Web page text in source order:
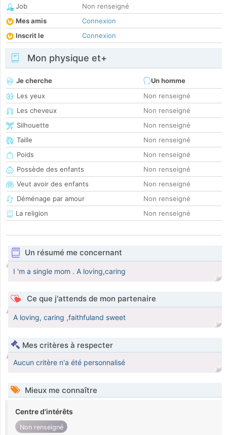
Job
Non renseigné
Mes amis
Connexion
Inscrit le
Connexion
Mon physique et+
Je cherche
Un homme
Les yeux
Non renseigné
Les cheveux
Non renseigné
Silhouette
Non renseigné
Taille
Non renseigné
Poids
Non renseigné
Possède des enfants
Non renseigné
Veut avoir des enfants
Non renseigné
Déménage par amour
Non renseigné
La religion
Non renseigné
Un résumé me concernant
I 'm a single mom . A loving,caring
Ce que j'attends de mon partenaire
A loving, caring ,faithfuland sweet
Mes critères à respecter
Aucun critère n'a été personnalisé
Mieux me connaître
Centre d'intérêts
Non renseigné